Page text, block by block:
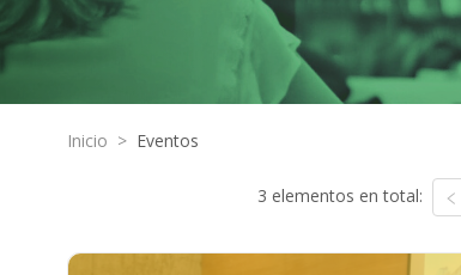
Inicio > Eventos
3 elementos en total: